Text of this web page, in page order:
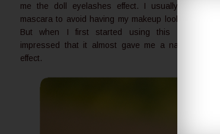
me the doll eyelashes effect. I usually only apply
mascara to avoid having my makeup look unfinished.
But when I first started using this I was very
impressed that it almost gave me a natural falsies
effect.